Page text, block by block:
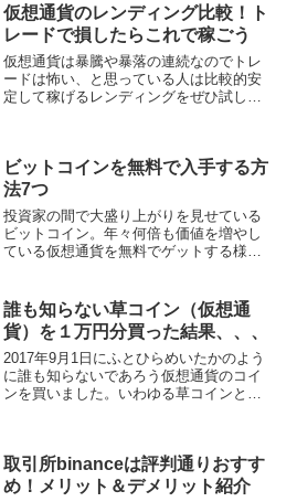
仮想通貨のレンディング比較！ト
レードで損したらこれで稼ごう
仮想通貨は暴騰や暴落の連続なのでトレ
ードは怖い、と思っている人は比較的安
定して稼げるレンディングをぜひ試して
ビットコインを無料で入手する方
法7つ
投資家の間で大盛り上がりを見せている
ビットコイン。年々何倍も価値を増やし
ている仮想通貨を無料でゲットする様々
誰も知らない草コイン（仮想通
貨）を１万円分買った結果、、、
2017年9月1日にふとひらめいたかのよう
に誰も知らないであろう仮想通貨のコイ
ンを買いました。いわゆる草コインとい
取引所binanceは評判通りおすす
め！メリット＆デメリット紹介